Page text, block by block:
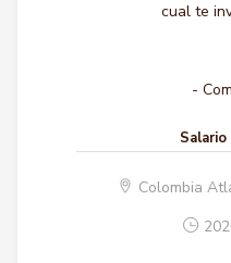
cual te
-
Salario
Colombia